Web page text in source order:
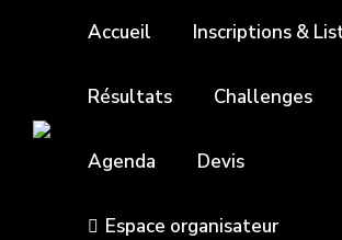
Accueil Inscriptions &
Résultats Challenges
Agenda Devis
Espace organisateur